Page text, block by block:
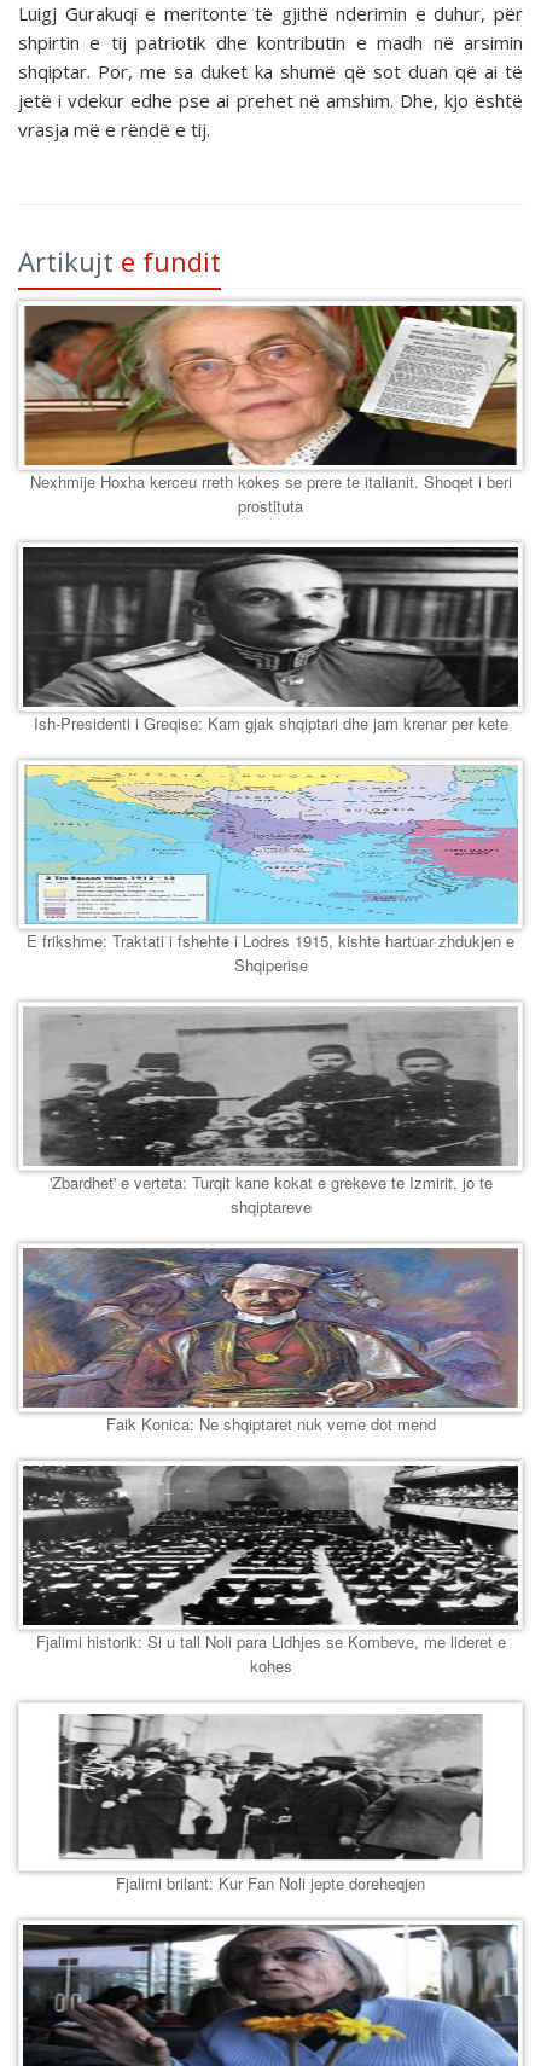
Luigj Gurakuqi e meritonte të gjithë nderimin e duhur, për
shpirtin e tij patriotik dhe kontributin e madh në arsimin
shqiptar. Por, me sa duket ka shumë që sot duan që ai të
jetë i vdekur edhe pse ai prehet në amshim. Dhe, kjo është
vrasja më e rëndë e tij.
Artikujt e fundit
Nexhmije Hoxha kerceu rreth kokes se prere te italianit. Shoqet i beri
prostituta
Ish-Presidenti i Greqise: Kam gjak shqiptari dhe jam krenar per kete
E frikshme: Traktati i fshehte i Lodres 1915, kishte hartuar zhdukjen e
Shqiperise
'Zbardhet' e verteta: Turqit kane kokat e grekeve te Izmirit, jo te
shqiptareve
Faik Konica: Ne shqiptaret nuk veme dot mend
Fjalimi historik: Si u tall Noli para Lidhjes se Kombeve, me lideret e
kohes
Fjalimi brilant: Kur Fan Noli jepte doreheqjen